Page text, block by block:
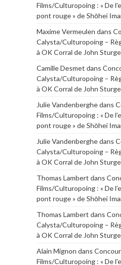
Films/Culturopoing : « De
pont rouge » de Shōhei
Maxime Vermeulen dans
Calysta/Culturopoing –
à OK Corral de John
Camille Desmet dans
Calysta/Culturopoing –
à OK Corral de John
Julie Vandenberghedans
Films/Culturopoing : « De
pont rouge » de Shōhei
Julie Vandenberghedans
Calysta/Culturopoing –
à OK Corral de John
Thomas Lambert dans
Films/Culturopoing : « De
pont rouge » de Shōhei
Thomas Lambert dans
Calysta/Culturopoing –
à OK Corral de John
Alain Mignon dans
Films/Culturopoing : « De